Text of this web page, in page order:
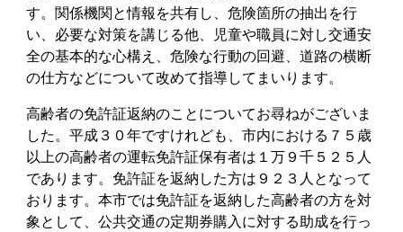
す。関係機関と情報を共有し、危険箇所の抽出を行
い、必要な対策を講じる他、児童や職員に対し交通安
全の基本的な心構え、危険な行動の回避、道路の横断
の仕方などについて改めて指導してまいります。
高齢者の免許証返納のことについてお尋ねがございま
した。平成３０年ですけれども、市内における７５歳
以上の高齢者の運転免許証保有者は１万９千５２５人
であります。免許証を返納した方は９２３人となって
おります。本市では免許証を返納した高齢者の方を対
象として、公共交通の定期券購入に対する助成を行っ